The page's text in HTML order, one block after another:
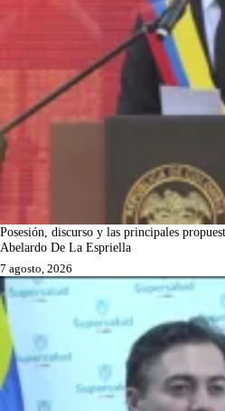
Posesión, discurso y las principales
Abelardo De La Espriella
7 agosto, 2026